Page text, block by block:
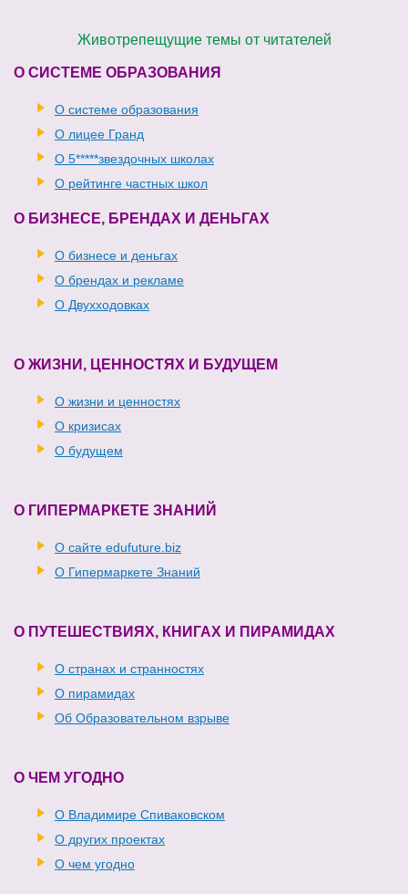
Животрепещущие темы от читателей
О СИСТЕМЕ ОБРАЗОВАНИЯ
О системе образования
О лицее Гранд
О 5*****звездочных школах
О рейтинге частных школ
О БИЗНЕСЕ, БРЕНДАХ И ДЕНЬГАХ
О бизнесе и деньгах
О брендах и рекламе
О Двухходовках
О ЖИЗНИ, ЦЕННОСТЯХ И БУДУЩЕМ
О жизни и ценностях
О кризисах
О будущем
О ГИПЕРМАРКЕТЕ ЗНАНИЙ
О сайте edufuture.biz
О Гипермаркете Знаний
О ПУТЕШЕСТВИЯХ, КНИГАХ И ПИРАМИДАХ
О странах и странностях
О пирамидах
Об Образовательном взрыве
О ЧЕМ УГОДНО
О Владимире Спиваковском
О других проектах
О чем угодно